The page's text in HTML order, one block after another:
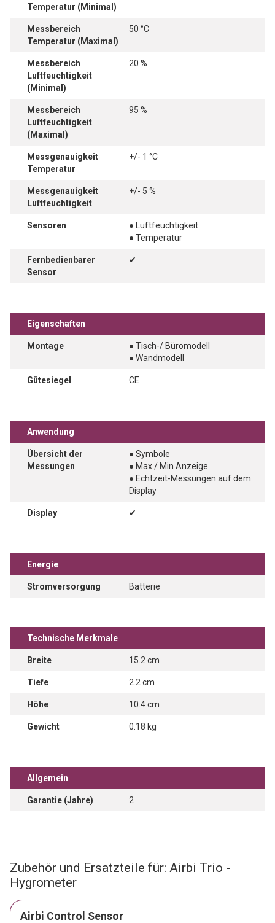
Temperatur (Minimal)
Messbereich
Temperatur (Maximal)
50 °C
Messbereich
Luftfeuchtigkeit
(Minimal)
20 %
Messbereich
Luftfeuchtigkeit
(Maximal)
95 %
Messgenauigkeit
Temperatur
+/- 1 °C
Messgenauigkeit
Luftfeuchtigkeit
+/- 5 %
Sensoren
● Luftfeuchtigkeit
● Temperatur
Fernbedienbarer
Sensor
✔
Eigenschaften
Montage
● Tisch-/ Büromodell
● Wandmodell
Gütesiegel CE
Anwendung
Übersicht der
Messungen
● Symbole
● Max / Min Anzeige
● Echtzeit-Messungen auf dem
Display
Display ✔
Energie
Stromversorgung Batterie
Technische Merkmale
Breite 15.2 cm
Tiefe 2.2 cm
Höhe 10.4 cm
Gewicht 0.18 kg
Allgemein
Garantie (Jahre) 2
Zubehör und Ersatzteile für: Airbi Trio -
Hygrometer
Airbi Control Sensor